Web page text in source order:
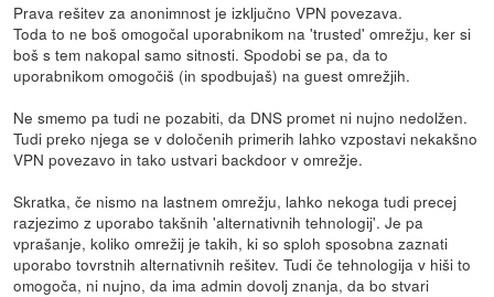
Prava rešitev za anonimnost je izključno VPN povezava.
Toda to ne boš omogočal uporabnikom na 'trusted' omrežju, ker si
boš s tem nakopal samo sitnosti. Spodobi se pa, da to
uporabnikom omogočiš (in spodbujaš) na guest omrežjih.
Ne smemo pa tudi ne pozabiti, da DNS promet ni nujno nedolžen.
Tudi preko njega se v določenih primerih lahko vzpostavi nekakšno
VPN povezavo in tako ustvari backdoor v omrežje.
Skratka, če nismo na lastnem omrežju, lahko nekoga tudi precej
razjezimo z uporabo takšnih 'alternativnih tehnologij'. Je pa
vprašanje, koliko omrežij je takih, ki so sploh sposobna zaznati
uporabo tovrstnih alternativnih rešitev. Tudi če tehnologija v hiši to
omogoča, ni nujno, da ima admin dovolj znanja, da bo stvari